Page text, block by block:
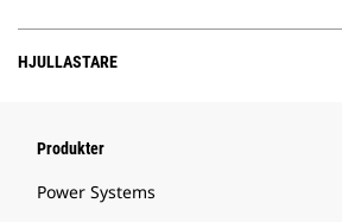
HJULLASTARE
Produkter
Power Systems